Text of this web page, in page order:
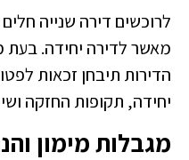
לרוכשים דירה שנייה
מאשר לדירה יחידה.
הדירות תיבחן זכאות
יחידה, תקופות החזקה
מגבלות מימון